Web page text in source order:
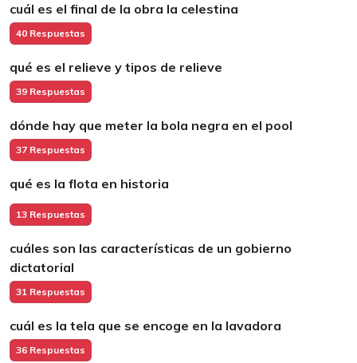
cuál es el final de la obra la celestina
40 Respuestas
qué es el relieve y tipos de relieve
39 Respuestas
dónde hay que meter la bola negra en el pool
37 Respuestas
qué es la flota en historia
13 Respuestas
cuáles son las características de un gobierno
dictatorial
31 Respuestas
cuál es la tela que se encoge en la lavadora
36 Respuestas